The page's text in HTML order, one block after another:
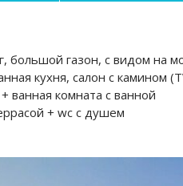
большой газон, с видом на
кухня, салон с камином
ванная комната с ванной
+ wc с душем